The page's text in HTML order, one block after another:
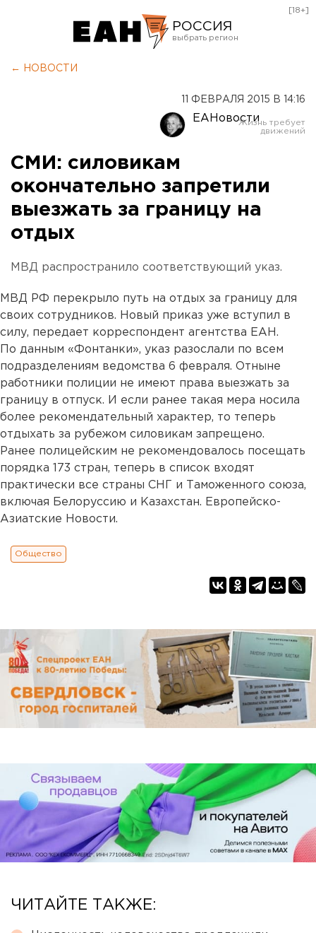
РОССИЯ
Оренбург
[18+]
← НОВОСТИ
11 ФЕВРАЛЯ 2015 В 14:16
ЕАНовости
СМИ: силовикам
окончательно запретили
выезжать за границу на
отдых
МВД распространило соответствующий указ.
МВД РФ перекрыло путь на отдых за границу для
своих сотрудников. Новый приказ уже вступил в
силу, передает корреспондент агентства ЕАН.
По данным «Фонтанки», указ разослали по всем
подразделениям ведомства 6 февраля. Отныне
работники полиции не имеют права выезжать за
границу в отпуск. И если ранее такая мера носила
более рекомендательный характер, то теперь
отдыхать за рубежом силовикам запрещено.
Ранее полицейским не рекомендовалось посещать
порядка 173 стран, теперь в список входят
практически все страны СНГ и Таможенного союза,
включая Белоруссию и Казахстан. Европейско-
Азиатские Новости.
Общество
ЧИТАЙТЕ ТАКЖЕ: